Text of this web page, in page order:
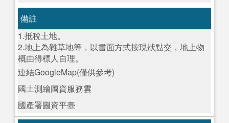
備註
1.抵稅土地。
2.地上為雜草地等，以書面方式按現狀點交，地上物
概由得標人自理。
連結GoogleMap(僅供參考)
國土測繪圖資服務雲
國產署圖資平臺